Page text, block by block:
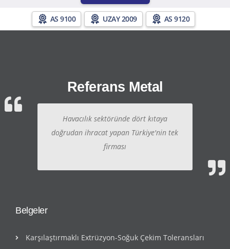
AS 9100 UZAY 2009 AS 9120
Referans Metal
Havacılık sektöründe dört kıtaya
doğrudan ihracat yapan Türkiye'nin tek
firması
Belgeler
Karşılaştırmaklı Extrüzyon-Soğuk Çekim Toleransları